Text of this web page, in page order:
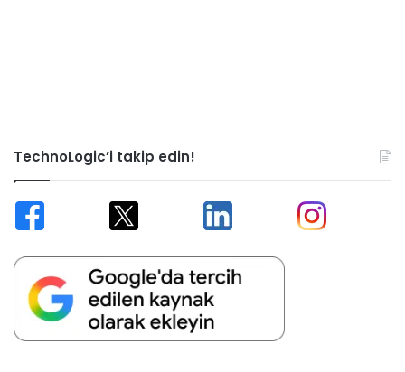
TechnoLogic’i takip edin!